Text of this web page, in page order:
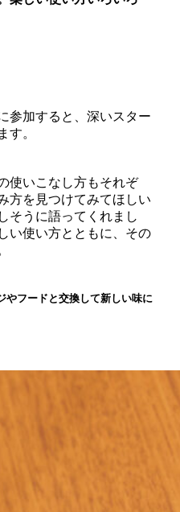
参加すると、深いスター
す。
使いこなし方もそれぞ
方を見つけてみてほしい
そうに語ってくれまし
い使い方とともに、その
やフードと交換して新しい味に